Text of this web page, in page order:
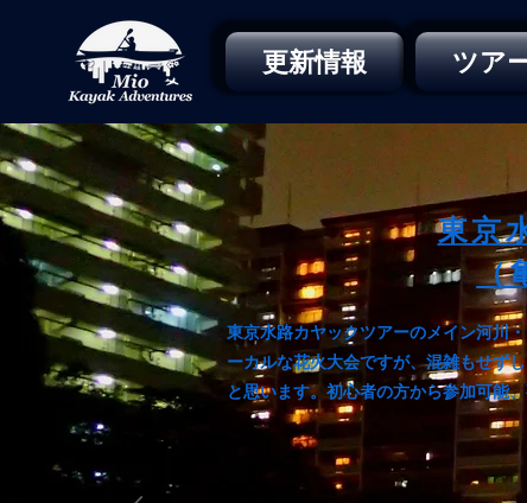
更新情報 ツア
東京
（
東京水路カヤックツアーのメイン河川
ーカルな花火大会ですが、混雑もせず
と思います。 初心者の方から参加可能